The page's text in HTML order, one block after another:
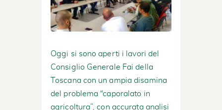
Oggi si sono aperti i lavori del
Consiglio Generale Fai della
Toscana con un ampia disamina
del problema “caporalato in
agricoltura”, con accurata analisi